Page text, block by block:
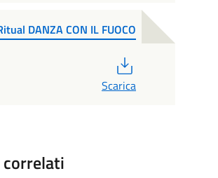
DANZA CON IL FUOCO
Scarica